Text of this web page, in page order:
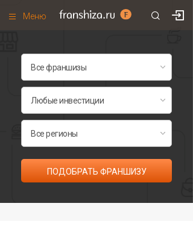
Меню
Франшизы по категориям
ПОДОБРАТЬ ФРАНШИЗУ